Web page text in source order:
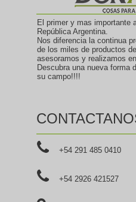
El primer y mas importante
República Argentina.
Nos diferencia la continua
de los miles de productos
asesoramos y realizamos
Descubra una nueva forma
su campo!!!!
+54 291 485 0410
+54 2926 421527